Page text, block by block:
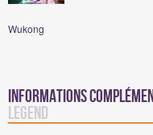
Wukong
Informations
Legend